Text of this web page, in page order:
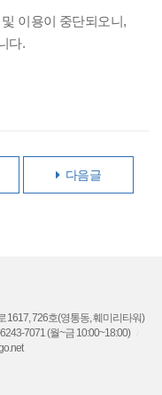
이용이 중단되오니,
다.
다음글
1617, 726호(영통동, 훼미리타워)
7071 (월~금 10:00~18:00)